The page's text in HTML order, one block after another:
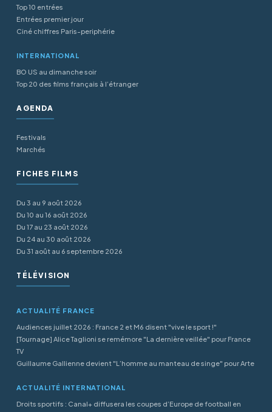
Top 10 entrées
Entrées premier jour
Ciné chiffres Paris-periphérie
INTERNATIONAL
BO US au dimanche soir
Top 20 des films français à l’étranger
AGENDA
Festivals
Marchés
FICHES FILMS
Du 3 au 9 août 2026
Du 10 au 16 août 2026
Du 17 au 23 août 2026
Du 24 au 30 août 2026
Du 31 août au 6 septembre 2026
TÉLÉVISION
ACTUALITÉ FRANCE
Audiences juillet 2026 : France 2 et M6 disent "vive le sport !"
[Tournage] Alice Taglioni se remémore "La dernière veillée" pour France
TV
Guillaume Gallienne devient "L’homme au manteau de singe" pour Arte
ACTUALITÉ INTERNATIONAL
Droits sportifs : Canal+ diffusera les coupes d’Europe de football en